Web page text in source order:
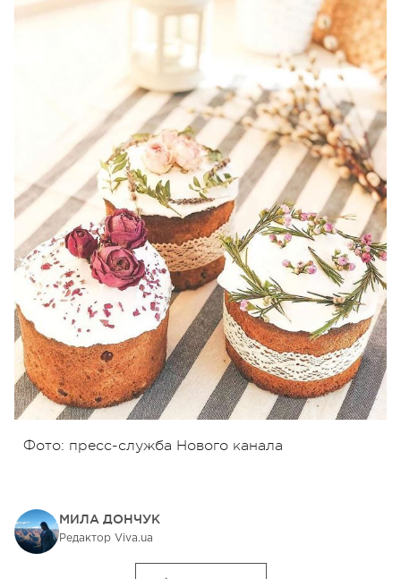
Фото: пресс-служба Нового канала
МИЛА ДОНЧУК
Редактор Viva.ua